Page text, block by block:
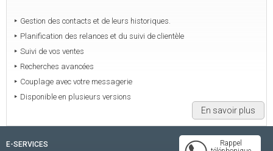
Gestion des contacts et de leurs historiques.
Planification des relances et du suivi de clientèle
Suivi de vos ventes
Recherches avancées
Couplage avec votre messagerie
Disponible en plusieurs versions
En savoir plus
Rappel
E-SERVICES